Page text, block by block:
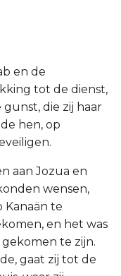
en de
tot de dienst,
die zij haar
hen, op
aan Jozua en
wensen,
Kanaän te
en het was
te zijn.
gaat zij tot de